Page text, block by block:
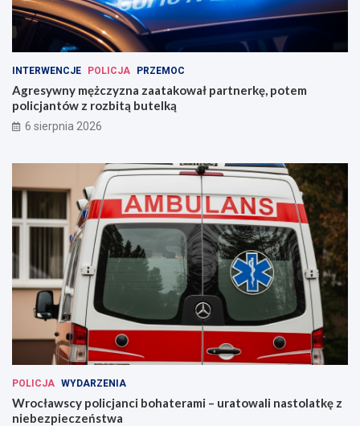
INTERWENCJE POLICJA PRZEMOC
Agresywny mężczyzna zaatakował partnerkę, potem
policjantów z rozbitą butelką
6 sierpnia 2026
POLICJA WYDARZENIA
Wrocławscy policjanci bohaterami – uratowali nastolatkę z
niebezpieczeństwa